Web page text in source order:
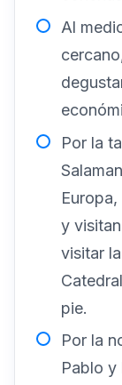
Al
Por la
y
visitar
pie.
Por la
Pablo y